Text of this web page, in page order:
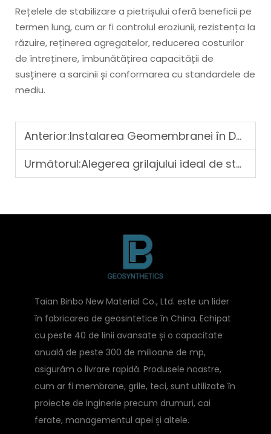
Rețelele de stabilizare a pietrișului oferă beneficii pe
termen lung, cum ar fi controlul eroziunii, rezistența la
răzuire, reținerea agregatelor, reducerea costurilor
de întreținere, îmbunătățirea capacității de
susținere a sarcinii și conformarea cu standardele de
mediu.
Anterior:Instalarea Geomembranei în Depozitele de Deșeuri: Un Ghid Cuprinzător
Următorul:Alegerea grilajului ideal de stabilizare a pietrișului pentru proiectul dumneavoastră
Taian Binbo New Material Co., Ltd. este un lider
în fabricarea de geosintetice în China. Echipat
cu peste 40 de linii avansate și o capacitate
anuală de peste 300 de milioane de mp,
asigurăm o livrare rapidă. Produsele noastre,
cum ar fi membrane, grile, teci, sunt utilizate în
proiecte de inginerie precum drumuri, cai
ferate, managementul apei și altele.